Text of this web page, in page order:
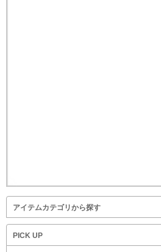
アイテムカテゴリから探す
PICK UP